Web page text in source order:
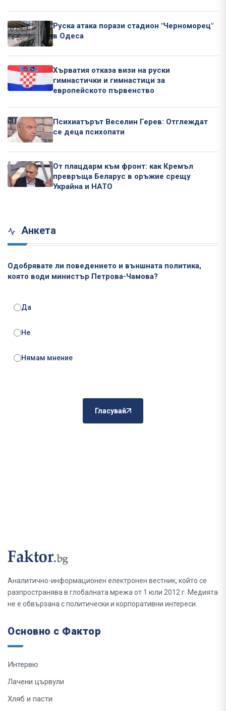
Руска атака порази стадион "Черноморец"
в Одеса
Хърватия отказа визи на руски
гимнастички и гимнастици за
европейското първенство
Психиатърът Веселин Герев: Отглеждат
се деца психопати
От плацдарм към фронт: как Кремъл
превръща Беларус в оръжие срещу
Украйна и НАТО
Анкета
Одобрявате ли поведението и външната политика,
която води министър Петрова-Чамова?
Да
Не
Нямам мнение
Гласувай
Аналитично-информационен електронен вестник, който се
разпространява в глобалната мрежа от 1 юли 2012 г. Медията
не е обвързана с политически и корпоративни интереси.
Основно с Фактор
Интервю
Лачени цървули
Хляб и пасти